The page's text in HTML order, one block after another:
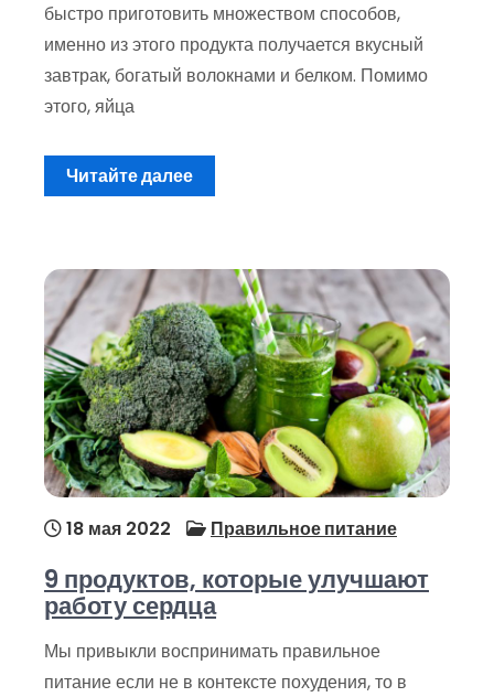
быстро приготовить множеством способов,
именно из этого продукта получается вкусный
завтрак, богатый волокнами и белком. Помимо
этого, яйца
Читайте далее
18 мая 2022 Правильное питание
9 продуктов, которые улучшают
работу сердца
Мы привыкли воспринимать правильное
питание если не в контексте похудения, то в